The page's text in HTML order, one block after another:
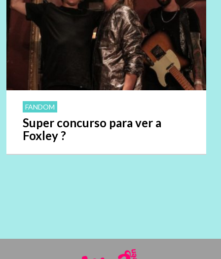
FANDOM
Super concurso para ver a
Foxley ?